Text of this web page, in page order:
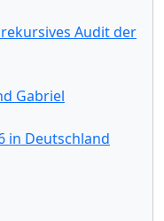
Audit der
Gabriel
in Deutschland